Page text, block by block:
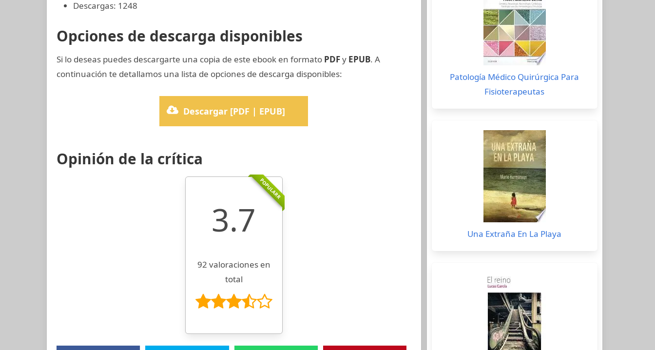
Descargas: 1248
Opciones de descarga disponibles
Si lo deseas puedes descargarte una copia de este ebook en formato PDFy EPUB. A
continuación te detallamos una lista de opciones de descarga disponibles:
Descargar [PDF | EPUB]
Opinión de la crítica
POPULARR
3.7
92 valoraciones en
total
Patología Médico Quirúrgica Para
Fisioterapeutas
Una Extraña En La Playa